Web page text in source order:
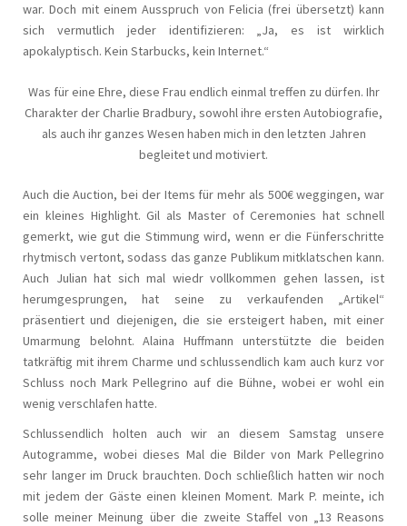
war. Doch mit einem Ausspruch von Felicia (frei übersetzt) kann
sich vermutlich jeder identifizieren: „Ja, es ist wirklich
apokalyptisch. Kein Starbucks, kein Internet.“
Was für eine Ehre, diese Frau endlich einmal treffen zu dürfen. Ihr
Charakter der Charlie Bradbury, sowohl ihre ersten Autobiografie,
als auch ihr ganzes Wesen haben mich in den letzten Jahren
begleitet und motiviert.
Auch die Auction, bei der Items für mehr als 500€ weggingen, war
ein kleines Highlight. Gil als Master of Ceremonies hat schnell
gemerkt, wie gut die Stimmung wird, wenn er die Fünferschritte
rhytmisch vertont, sodass das ganze Publikum mitklatschen kann.
Auch Julian hat sich mal wiedr vollkommen gehen lassen, ist
herumgesprungen, hat seine zu verkaufenden „Artikel“
präsentiert und diejenigen, die sie ersteigert haben, mit einer
Umarmung belohnt. Alaina Huffmann unterstützte die beiden
tatkräftig mit ihrem Charme und schlussendlich kam auch kurz vor
Schluss noch Mark Pellegrino auf die Bühne, wobei er wohl ein
wenig verschlafen hatte.
Schlussendlich holten auch wir an diesem Samstag unsere
Autogramme, wobei dieses Mal die Bilder von Mark Pellegrino
sehr langer im Druck brauchten. Doch schließlich hatten wir noch
mit jedem der Gäste einen kleinen Moment. Mark P. meinte, ich
solle meiner Meinung über die zweite Staffel von „13 Reasons